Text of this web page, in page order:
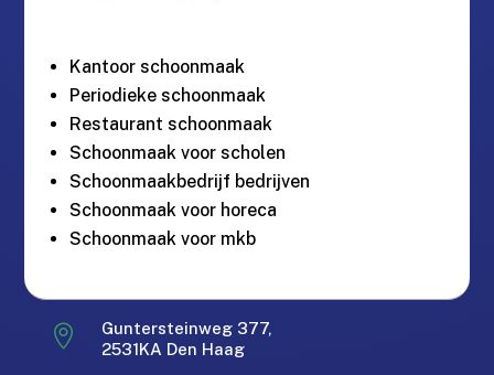
Kantoor schoonmaak
Periodieke schoonmaak
Restaurant schoonmaak
Schoonmaak voor scholen
Schoonmaakbedrijf bedrijven
Schoonmaak voor horeca
Schoonmaak voor mkb

Guntersteinweg 377,
2531KA Den Haag
Gratis offerte in 24 uur.
Landelijke dekking.